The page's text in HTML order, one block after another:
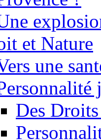
et Nature
une
Des